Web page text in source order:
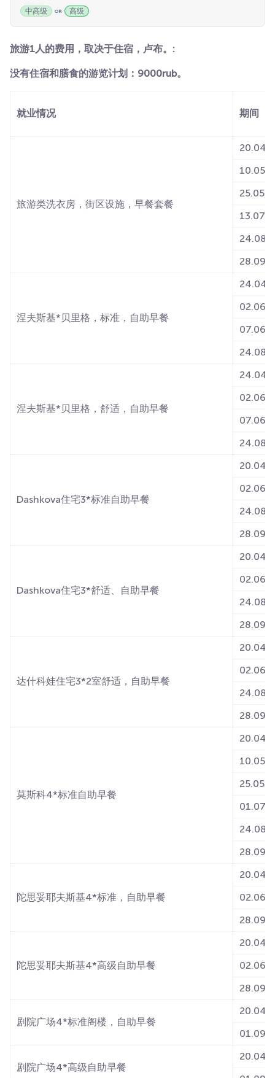
中高级 高级
旅游1人的费用，取决于住宿，卢布。:
没有住宿和膳食的游览计划：9000rub。
就业情况 期间
旅游类洗衣房，街区设施，早餐套餐
20.04-
10.05-
25.05-
13.07-
24.08-
28.09-
涅夫斯基*贝里格，标准，自助早餐
24.04-
02.06-
07.06-
24.08-
涅夫斯基*贝里格，舒适，自助早餐
24.04-
02.06-
07.06-
24.08-
Dashkova住宅3*标准自助早餐
20.04-
02.06-
24.08-
28.09-
Dashkova住宅3*舒适、自助早餐
20.04-
02.06-
24.08-
28.09-
达什科娃住宅3*2室舒适，自助早餐
20.04-
02.06-
24.08-
28.09-
莫斯科4*标准自助早餐
20.04-
10.05-
25.05-
01.07-
24.08-
28.09-
陀思妥耶夫斯基4*标准，自助早餐
20.04-
02.06-
28.09-
陀思妥耶夫斯基4*高级自助早餐
20.04-
02.06-
28.09-
剧院广场4*标准阁楼，自助早餐
20.04-
01.09-
剧院广场4*高级自助早餐
20.04-